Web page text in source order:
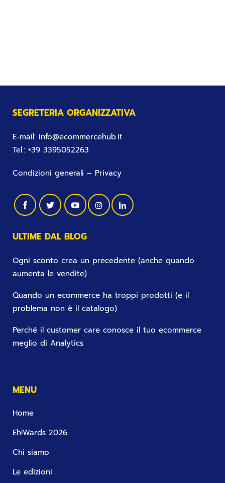
SEGRETERIA ORGANIZZATIVA
E-mail: info@ecommercehub.it
Tel.: +39 3395052263
Condizioni generali – Privacy
ULTIME DAL BLOG
Ogni sconto crea un precedente (anche quando
aumenta le vendite)
Quando un ecommerce ha troppi prodotti (e il
problema non è il catalogo)
Perché il customer care conosce il tuo ecommerce
meglio di Analytics
MENU
Home
Eh!Wards 2026
Chi siamo
Le edizioni